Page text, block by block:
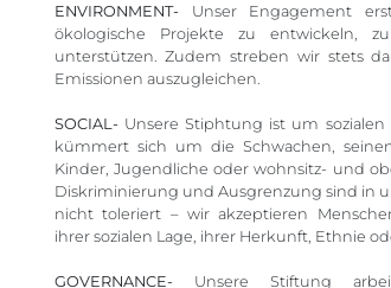
ENVIRONMENT- Unser Engagement
ökologische Projekte zu entwickeln,
unterstützen. Zudem streben wir stets
Emissionen auszugleichen.
SOCIAL- Unsere Stiphtung ist um sozialen
kümmert sich um die Schwachen,
Kinder, Jugendliche oder wohnsitz- und
Diskriminierung und Ausgrenzung sind in
nicht toleriert – wir akzeptieren
ihrer sozialen Lage, ihrer Herkunft, Ethnie
GOVERNANCE- Unsere Stiftung